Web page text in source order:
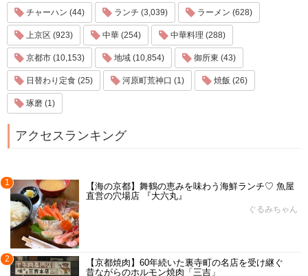
チャーハン (44) ランチ (3,039) ラーメン (628)
上京区 (923) 中華 (254) 中華料理 (288)
京都市 (10,153) 地域 (10,854) 御所東 (43)
日替わり定食 (25) 河原町荒神口 (1) 焼飯 (26)
琢磨 (1)
アクセスランキング
1
【海の京都】舞鶴の恵みを味わう海鮮ランチ♡ 魚屋
直営の穴場店 『大六丸』
ぐるみちゃん
2
【京都焼肉】60年続いた裏寺町の名店を受け継ぐ
昔ながらのホルモン焼肉「三吉」